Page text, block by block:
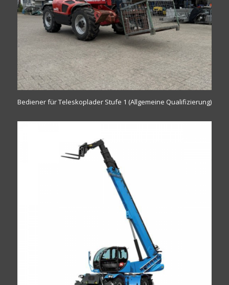
Bediener für Teleskoplader Stufe 1 (Allgemeine Qualifizierung)